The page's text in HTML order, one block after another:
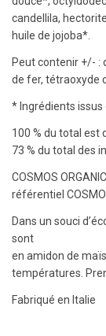
candellila,
huile de jojoba*.
Peut contenir +/- :
de fer, tétraoxyde
* Ingrédients issus
100 % du total est
73 % du total des
COSMOS
référentiel
Dans un souci
sont
en amidon de
températures.
Fabriqué en Italie